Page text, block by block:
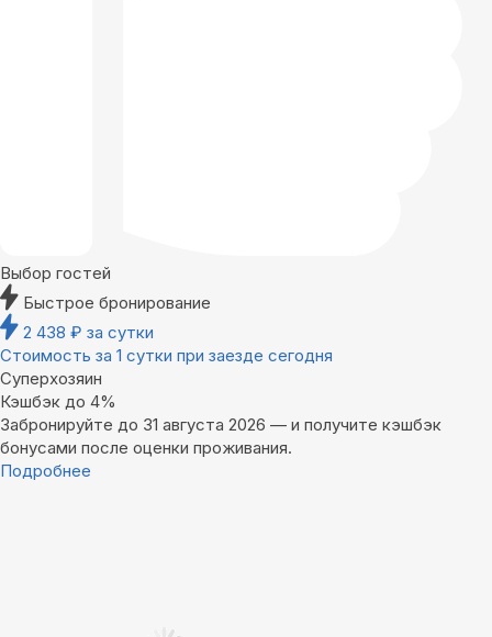
Выбор гостей
Быстрое бронирование
2 438 ₽ за сутки
Стоимость за 1 сутки при заезде сегодня
Суперхозяин
Кэшбэк до 4%
Забронируйте до 31 августа 2026 — и получите кэшбэк
бонусами после оценки проживания.
Подробнее